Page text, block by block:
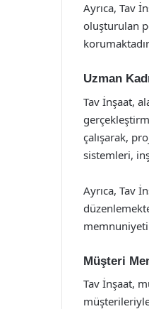
Ayrıca, Tav
oluşturulan
Uzman
Tav İnşaat,
çalışarak,
sistemleri,
Ayrıca, Tav
Müşteri
Tav İnşaat,